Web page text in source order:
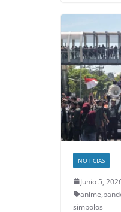
NOTICIAS
Junio 5,
anime,
simbolos